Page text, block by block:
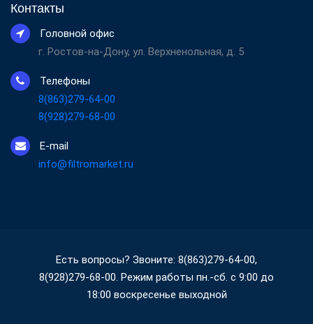
Контакты
Головной офис
г. Ростов-на-Дону, ул. Верхненольная, д. 5
Телефоны
8(863)279-64-00
8(928)279-68-00
E-mail
info@filtromarket.ru
Есть вопросы? Звоните: 8(863)279-64-00,
8(928)279-68-00. Режим работы пн.-сб. с 9:00 до
18:00 воскресенье выходной